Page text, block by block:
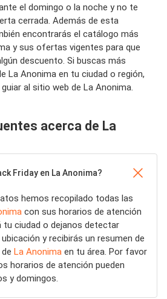
el domingo o la noche y no te
cerrada. Además de esta
encontrarás el catálogo más
y sus ofertas vigentes para que
descuento. Si buscas más
La Anonima en tu ciudad o región,
al sitio web de La Anonima.
acerca de La
Friday en La Anonima?
hemos recopilado todas las
con sus horarios de atención
tu ciudad o dejanos detectar
y recibirás un resumen de
La Anonima en tu área. Por favor
horarios de atención pueden
y domingos.